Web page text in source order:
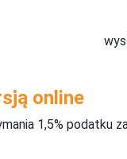
online
1,5% podatku